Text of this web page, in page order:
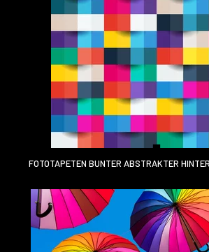
FOTOTAPETEN BUNTER ABSTRAKTER